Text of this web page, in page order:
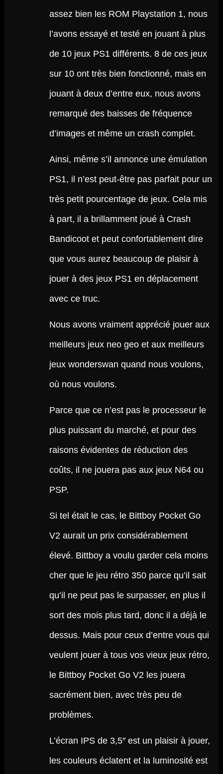
assez bien les ROM Playstation 1, nous
l’avons essayé et testé en jouant à plus
de 10 jeux PS1 différents. 8 de ces jeux
sur 10 ont très bien fonctionné, mais en
jouant à deux d’entre eux, nous avons
remarqué des baisses de fréquence
d’images et même un crash complet.
Ainsi, même s’il annonce une émulation
PS1, il n’est peut-être pas parfait pour un
très petit pourcentage de jeux. Cela mis
à part, il a brillamment joué à Crash
Bandicoot et peut confortablement dire
que vous aurez beaucoup de plaisir à
jouer à des jeux PS1 en déplacement
avec ce truc.
Nous avons vraiment apprécié jouer aux
meilleurs jeux neo geo et aux meilleurs
jeux wonderswan quand nous voulons,
où nous voulons.
Parce que ce n’est pas le processeur le
plus puissant du marché, et pour des
raisons évidentes de réduction des
coûts, il ne jouera pas aux jeux N64 ou
PSP.
Si tel était le cas, le Bittboy Pocket Go
V2 aurait un prix considérablement
élevé. Bittboy a voulu garder cela moins
cher que le jeu rétro 350 parce qu’il sait
qu’il ne peut pas le surpasser, en plus il
sort des mois plus tard, donc il a déjà le
dessus. Mais pour ceux d’entre vous qui
veulent jouer à tous vos vieux jeux rétro,
le Bittboy Pocket Go V2 les jouera
sacrément bien, avec très peu de
problèmes.
L’écran IPS de 3,5″ est un plaisir à jouer,
les couleurs éclatent et la luminosité est